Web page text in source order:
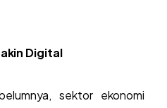
Digital
sektor ekonomi